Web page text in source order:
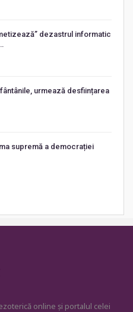
dezastrul informatic
urmează desființarea
supremă a democrației
online și portalul celei